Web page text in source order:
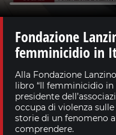
Fondazione
femminicidio in
Alla Fondazione
libro “Il femminicidio in
presidente
occupa di violenza
storie di un fenomeno
comprendere.